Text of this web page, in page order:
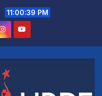
11:00:40 PM